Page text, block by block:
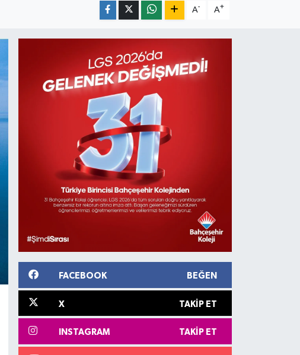
A- A+
FACEBOOK BEĞEN
X TAKIP ET
INSTAGRAM TAKIP ET